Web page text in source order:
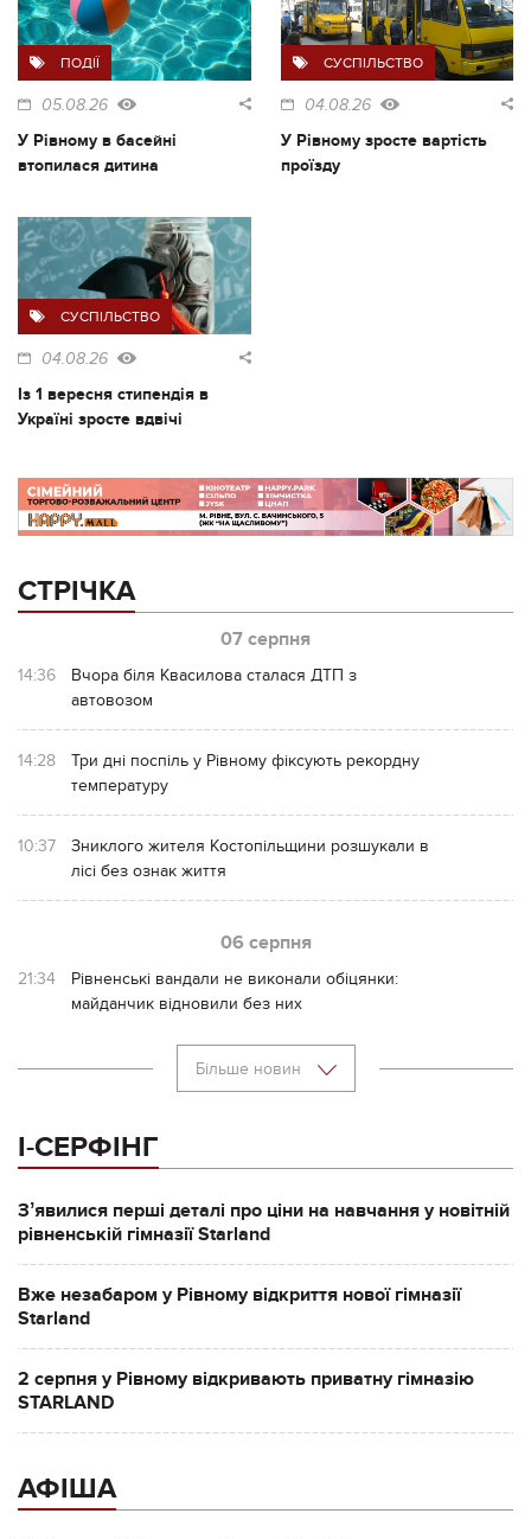
ПОДІЇ
05.08.26
У Рівному в басейні
втопилася дитина
СУСПІЛЬСТВО
04.08.26
У Рівному зросте вартість
проїзду
СУСПІЛЬСТВО
04.08.26
Із 1 вересня стипендія в
Україні зросте вдвічі
СТРІЧКА
07 серпня
14:36
Вчора біля Квасилова сталася ДТП з
автовозом
14:28
Три дні поспіль у Рівному фіксують рекордну
температуру
10:37
Зниклого жителя Костопільщини розшукали в
лісі без ознак життя
06 серпня
21:34
Рівненські вандали не виконали обіцянки:
майданчик відновили без них
Більше новин
І-СЕРФІНГ
Зʼявилися перші деталі про ціни на навчання у новітній
рівненській гімназії Starland
Вже незабаром у Рівному відкриття нової гімназії
Starland
2 серпня у Рівному відкривають приватну гімназію
STARLAND
АФІША